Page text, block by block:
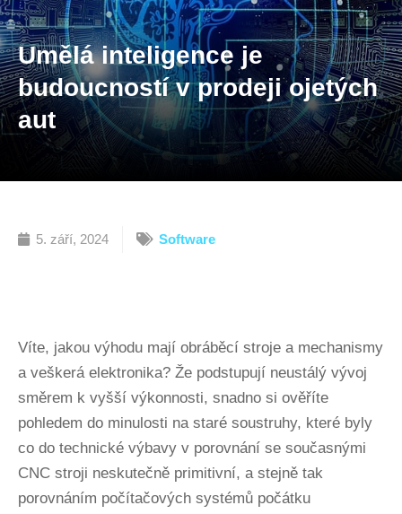
Umělá inteligence je
budoucností v prodeji ojetých
aut
5. září, 2024 Software
Víte, jakou výhodu mají obráběcí stroje a mechanismy
a veškerá elektronika? Že podstupují neustálý vývoj
směrem k vyšší výkonnosti, snadno si ověříte
pohledem do minulosti na staré soustruhy, které byly
co do technické výbavy v porovnání se současnými
CNC stroji neskutečně primitivní, a stejně tak
porovnáním počítačových systémů počátku